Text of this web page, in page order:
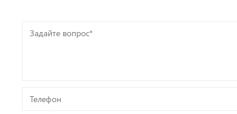
Задайте
Телефон